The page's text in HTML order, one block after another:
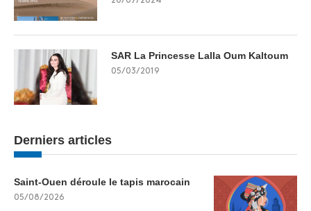
SAR La Princesse Lalla Oum Kaltoum
05/03/2019
Derniers articles
Saint-Ouen déroule le tapis marocain
05/08/2026